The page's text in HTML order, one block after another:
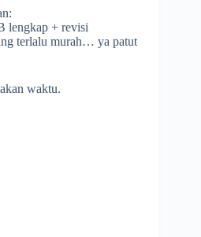
lengkap + revisi
terlalu murah… ya patut
waktu.